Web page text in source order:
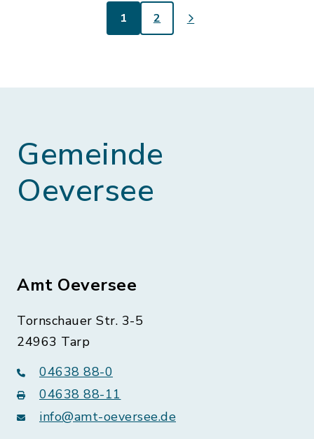
1 2
Gemeinde
Oeversee
Amt Oeversee
Tornschauer Str. 3-5
24963 Tarp
04638 88-0
04638 88-11
info@amt-oeversee.de